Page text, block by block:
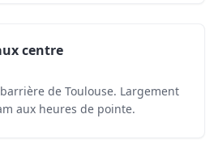
centre
de Toulouse. Largement
aux heures de pointe.